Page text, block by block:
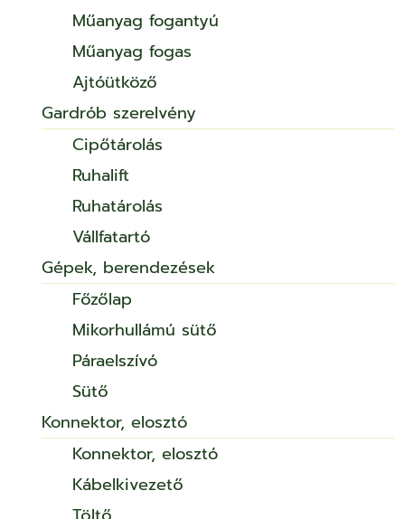
Műanyag fogantyú
Műanyag fogas
Ajtóütköző
Gardrób szerelvény
Cipőtárolás
Ruhalift
Ruhatárolás
Vállfatartó
Gépek, berendezések
Főzőlap
Mikorhullámú sütő
Páraelszívó
Sütő
Konnektor, elosztó
Konnektor, elosztó
Kábelkivezető